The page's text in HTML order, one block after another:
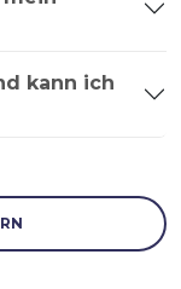
kann ich